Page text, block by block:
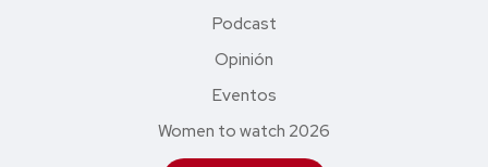
Podcast
Opinión
Eventos
Women to watch 2026